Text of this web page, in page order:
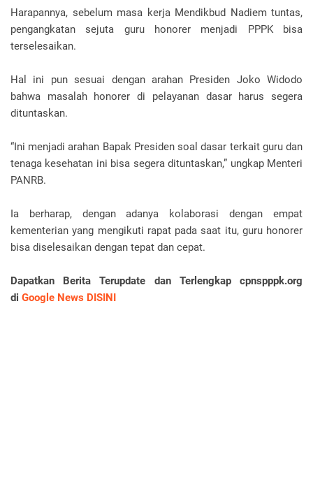
Harapannya, sebelum masa kerja Mendikbud Nadiem tuntas,
pengangkatan sejuta guru honorer menjadi PPPK bisa
terselesaikan.
Hal ini pun sesuai dengan arahan Presiden Joko Widodo
bahwa masalah honorer di pelayanan dasar harus segera
dituntaskan.
“Ini menjadi arahan Bapak Presiden soal dasar terkait guru dan
tenaga kesehatan ini bisa segera dituntaskan,” ungkap Menteri
PANRB.
Ia berharap, dengan adanya kolaborasi dengan empat
kementerian yang mengikuti rapat pada saat itu, guru honorer
bisa diselesaikan dengan tepat dan cepat.
Dapatkan Berita Terupdate dan Terlengkap cpnspppk.org
di Google News DISINI